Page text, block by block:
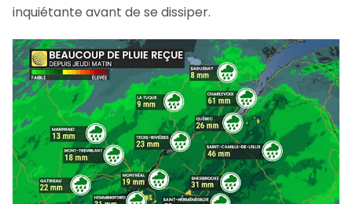
inquiétante avant de se dissiper.